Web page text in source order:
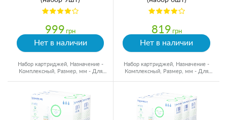
999 грн
Нет в наличии
Набор картриджей, Назначение -
Комплексный, Размер, мм - Для
819 грн
Нет в наличии
Набор картриджей, Назначение -
Комплексный, Размер, мм - Для